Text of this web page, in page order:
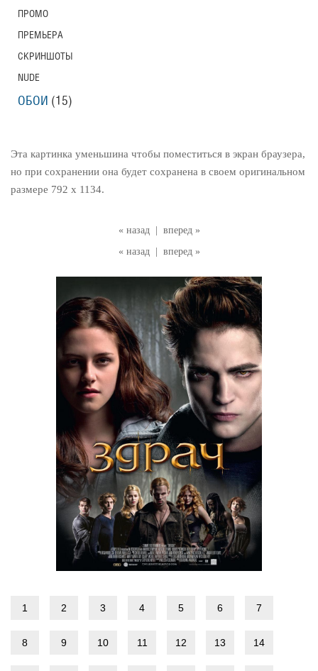
« назад
вперед »
« назад
вперед »
Эта картинка уменьшина чтобы поместиться в экран браузера,
но при сохранении она будет сохранена в своем оригинальном
размере 792 x 1134.
1 2 3 4 5 6 7
8 9 10 11 12 13 14
ПРОМО
ПРЕМЬЕРА
СКРИНШОТЫ
NUDE
ОБОИ (15)